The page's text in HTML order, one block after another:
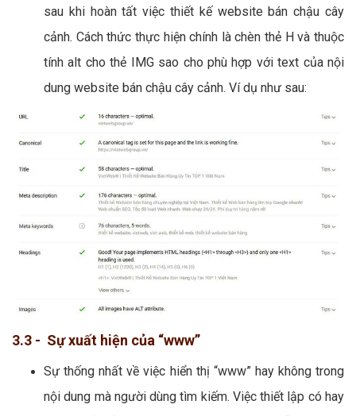
sau khi hoàn tất việc thiết kế website bán chậu cây
cảnh. Cách thức thực hiện chính là chèn thẻ H và thuộc
tính alt cho thẻ IMG sao cho phù hợp với text của nội
dung website bán chậu cây cảnh. Ví dụ như sau:
3.3 - Sự xuất hiện của “www”
Sự thống nhất về việc hiển thị “www” hay không trong
nội dung mà người dùng tìm kiếm. Việc thiết lập có hay